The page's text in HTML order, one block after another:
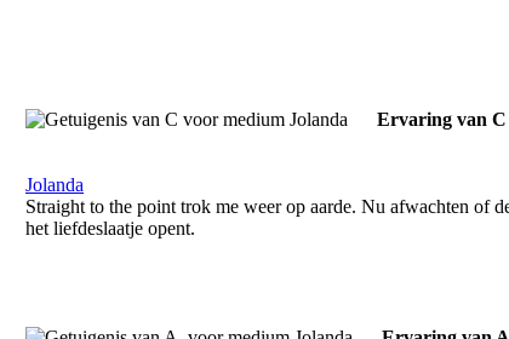
Ervaring van C
Jolanda
Straight to the point trok me weer op aarde. Nu afwachten of
het liefdeslaatje opent.